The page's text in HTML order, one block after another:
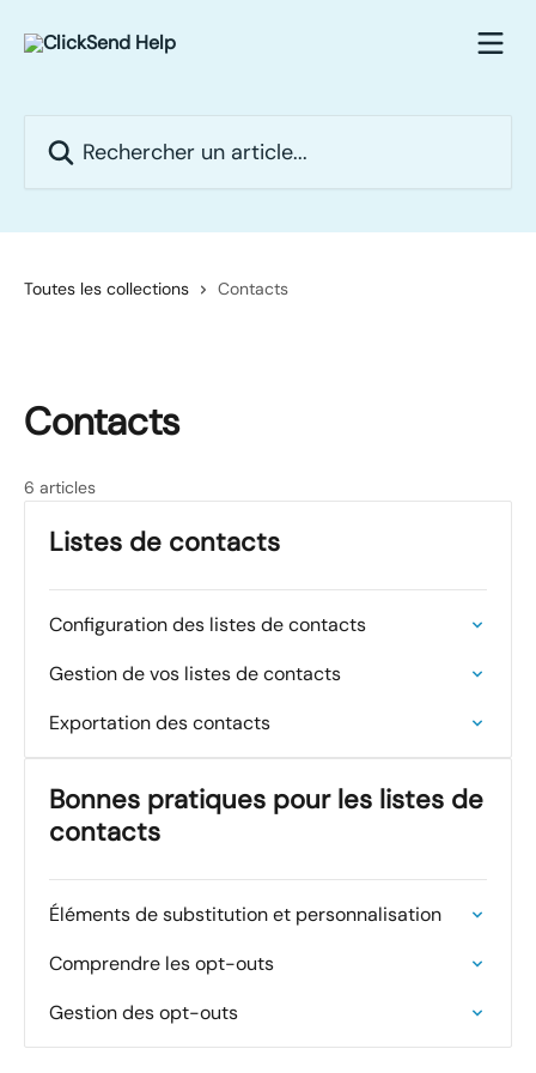
Toutes les collections Contacts
Contacts
6 articles
Listes de contacts
Configuration des listes de contacts
Gestion de vos listes de contacts
Exportation des contacts
Bonnes pratiques pour les listes de
contacts
Éléments de substitution et personnalisation
Comprendre les opt-outs
Gestion des opt-outs